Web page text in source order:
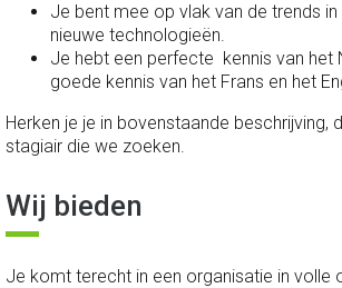
Je bent mee op vlak van de trends
nieuwe technologieën.
Je hebt een perfecte kennis van het
goede kennis van het Frans en het
Herken je je in bovenstaande beschrijving,
stagiair die we zoeken.
Wij bieden
Je komt terecht in een organisatie in volle